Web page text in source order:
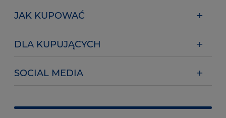
JAK KUPOWAĆ
DLA KUPUJĄCYCH
SOCIAL MEDIA